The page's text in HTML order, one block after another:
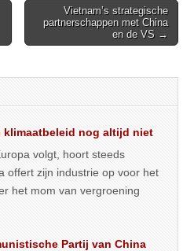
Vietnam’s strategische
partnerschappen met China
en de VS →
klimaatbeleid nog altijd niet
volgt, hoort steeds
offert zijn industrie op voor het
het mom van vergroening
Partij van China